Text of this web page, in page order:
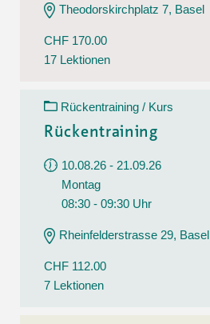
Theodorskirchplatz 7, Basel
CHF 170.00
17 Lektionen
Rückentraining / Kurs
Rückentraining
10.08.26 - 21.09.26
Montag
08:30 - 09:30 Uhr
Rheinfelderstrasse 29, Basel
CHF 112.00
7 Lektionen